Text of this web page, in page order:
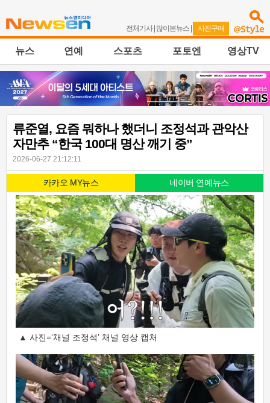
전체기사| 많이본뉴스 | 사진구매
뉴스 연예 스포츠 포토엔 영상TV
류준열, 요즘 뭐하나 했더니 조정석과 관악산
자만추 “한국 100대 명산 깨기 중”
2026-06-27 21:12:11
카카오 MY뉴스 네이버 연예뉴스
▲ 사진=‘채널 조정석’ 채널 영상 캡처